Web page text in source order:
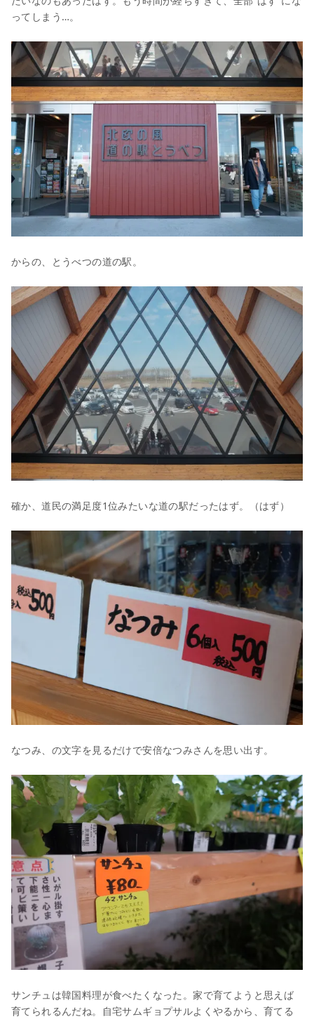
ってしまう…。
からの、とうべつの道の駅。
確か、道民の満足度1位みたいな道の駅だったはず。（はず）
なつみ、の文字を見るだけで安倍なつみさんを思い出す。
サンチュは韓国料理が食べたくなった。家で育てようと思えば
育てられるんだね。自宅サムギョプサルよくやるから、育てる